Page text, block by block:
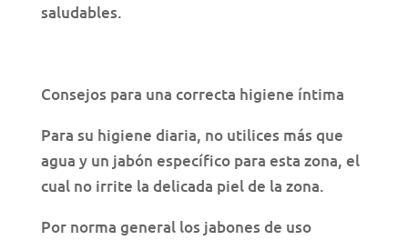
saludables.
Consejos para una correcta higiene íntima
Para su higiene diaria, no utilices más que
agua y un jabón específico para esta zona, el
cual no irrite la delicada piel de la zona.
Por norma general los jabones de uso